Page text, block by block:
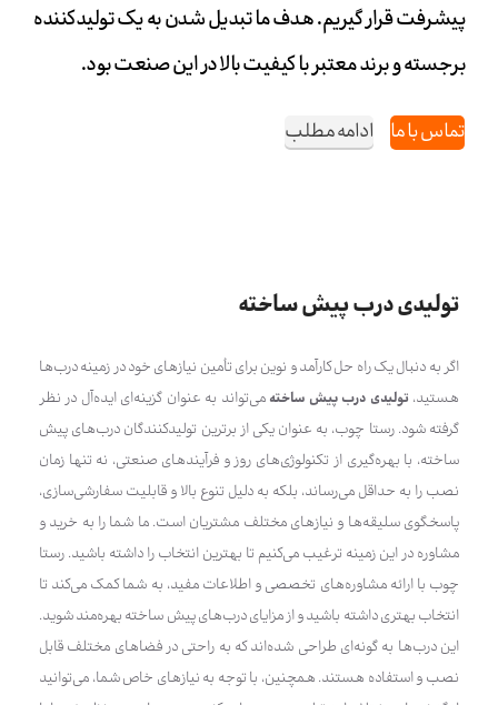
پیشرفت قرار گیریم. هدف ما تبدیل شدن به یک تولیدکننده
برجسته و برند معتبر با کیفیت بالا در این صنعت بود.
تماس با ما ادامه مطلب
تولیدی درب پیش ساخته
اگر به دنبال یک راه حل کارآمد و نوین برای تأمین نیازهای خود در زمینه درب‌ها
هستید، تولیدی درب پیش ساختهمی‌تواند به عنوان گزینه‌ای ایده‌آل در نظر
گرفته شود. رستا چوب، به عنوان یکی از برترین تولیدکنندگان درب‌های پیش
ساخته، با بهره‌گیری از تکنولوژی‌های روز و فرآیندهای صنعتی، نه تنها زمان
نصب را به حداقل می‌رساند، بلکه به دلیل تنوع بالا و قابلیت سفارشی‌سازی،
پاسخگوی سلیقه‌ها و نیازهای مختلف مشتریان است. ما شما را به خرید و
مشاوره در این زمینه ترغیب می‌کنیم تا بهترین انتخاب را داشته باشید. رستا
چوب با ارائه مشاوره‌های تخصصی و اطلاعات مفید، به شما کمک می‌کند تا
انتخاب بهتری داشته باشید و از مزایای درب‌های پیش ساخته بهره‌مند شوید.
این درب‌ها به گونه‌ای طراحی شده‌اند که به راحتی در فضاهای مختلف قابل
نصب و استفاده هستند. همچنین، با توجه به نیازهای خاص شما، می‌توانید